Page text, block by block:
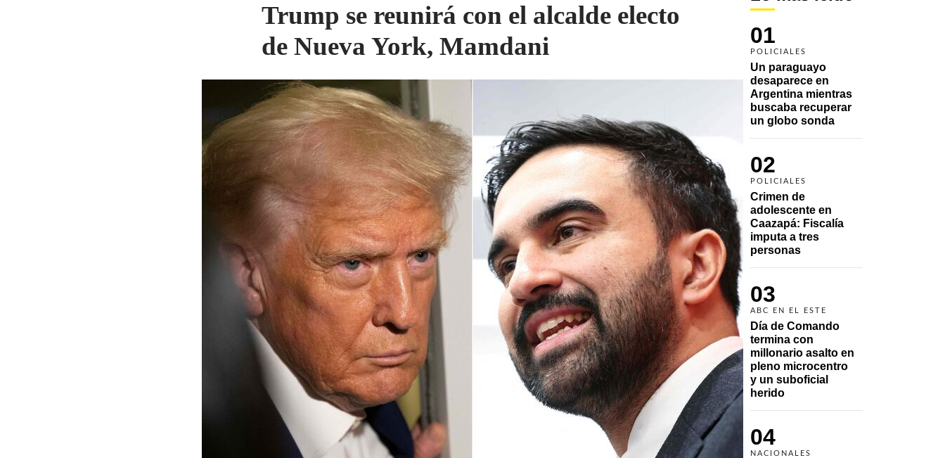
01
POLICIALES
Un paraguayo
desaparece en
Argentina mientras
buscaba recuperar
un globo sonda
02
POLICIALES
Crimen de
adolescente en
Caazapá: Fiscalía
imputa a tres
personas
03
ABC EN EL ESTE
Día de Comando
termina con
millonario asalto en
pleno microcentro
y un suboficial
herido
04
NACIONALES
Trump se reunirá con el alcalde electo
de Nueva York, Mamdani